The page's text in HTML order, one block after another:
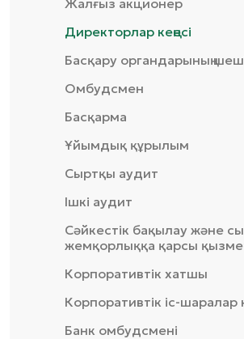
Жалғыз акционер
Директорлар кеңесі
Басқару органдарының
Омбудсмен
Басқарма
Ұйымдық құрылым
Сыртқы аудит
Ішкі аудит
Сәйкестік бақылау және
жемқорлыққа қарсы
Корпоративтік хатшы
Корпоративтік іс-шаралар
Банк омбудсмені